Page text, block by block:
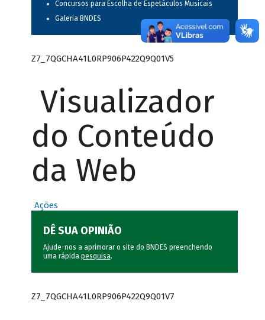
Concursos para Escolha de Espetáculos Musicais
Galeria BNDES
Z7_7QGCHA41L0RP906P422Q9Q01V5
Visualizador
do Conteúdo
da Web
Ações
DÊ SUA OPINIÃO
Ajude-nos a aprimorar o site do BNDES preenchendo
uma rápida pesquisa.
Z7_7QGCHA41L0RP906P422Q9Q01V7